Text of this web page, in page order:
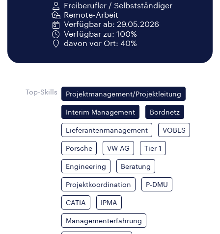
Freiberufler / Selbstständiger
Remote-Arbeit
Verfügbar ab: 29.05.2026
Verfügbar zu: 100%
davon vor Ort: 40%
Top-Skills Projektmanagement/Projektleitung
Interim Management Bordnetz
Lieferantenmanagement VOBES
Porsche VW AG Tier 1
Engineering Beratung
Projektkoordination P-DMU
CATIA IPMA
Managementerfahrung